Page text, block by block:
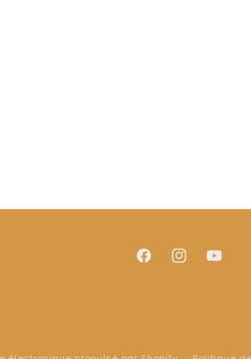
FacebookInstagramYouTube